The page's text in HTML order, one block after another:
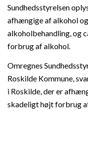
Sundhedsstyrelsen
afhængige af alkohol
alkoholbehandling, og
forbrug af alkohol.
Omregnes
Roskilde Kommune,
i Roskilde, der er
skadeligt højt forbrug